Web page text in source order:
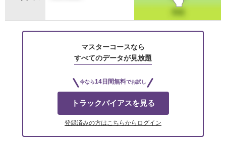
マスターコースなら
すべてのデータが見放題
今なら14日間無料でお試し
トラックバイアスを見る
登録済みの方はこちらからログイン